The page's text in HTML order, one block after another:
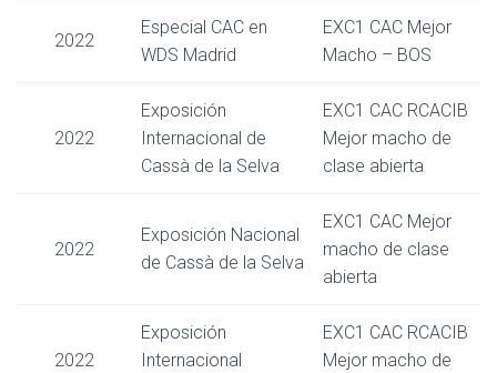
2022
Especial CAC en
WDS Madrid
EXC1 CAC Mejor
Macho – BOS
2022
Exposición
Internacional de
Cassà de la Selva
EXC1 CAC RCACIB
Mejor macho de
clase abierta
2022
Exposición Nacional
de Cassà de la Selva
EXC1 CAC Mejor
macho de clase
abierta
2022
Exposición
Internacional
EXC1 CAC RCACIB
Mejor macho de